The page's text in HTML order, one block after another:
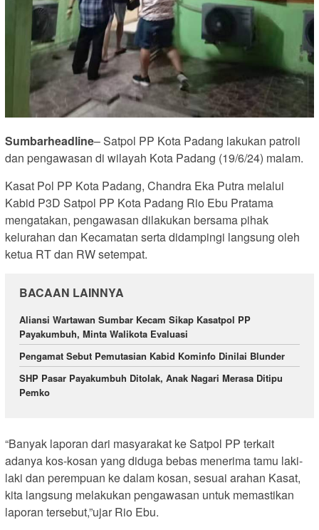
Sumbarheadline– Satpol PP Kota Padang lakukan patroli
dan pengawasan di wilayah Kota Padang (19/6/24) malam.
Kasat Pol PP Kota Padang, Chandra Eka Putra melalui
Kabid P3D Satpol PP Kota Padang Rio Ebu Pratama
mengatakan, pengawasan dilakukan bersama pihak
kelurahan dan Kecamatan serta didampingi langsung oleh
ketua RT dan RW setempat.
BACAAN LAINNYA
Aliansi Wartawan Sumbar Kecam Sikap Kasatpol PP
Payakumbuh, Minta Walikota Evaluasi
Pengamat Sebut Pemutasian Kabid Kominfo Dinilai Blunder
SHP Pasar Payakumbuh Ditolak, Anak Nagari Merasa Ditipu
Pemko
“Banyak laporan dari masyarakat ke Satpol PP terkait
adanya kos-kosan yang diduga bebas menerima tamu laki-
laki dan perempuan ke dalam kosan, sesuai arahan Kasat,
kita langsung melakukan pengawasan untuk memastikan
laporan tersebut,”ujar Rio Ebu.